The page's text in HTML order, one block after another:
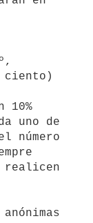
ciento)
uno de
número
realicen